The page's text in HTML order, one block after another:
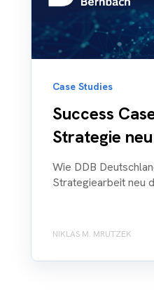
Case Studies
Success
Strategie
Wie DDB
Strategiearbeit neu
NIKLAS M. MRUTZEK